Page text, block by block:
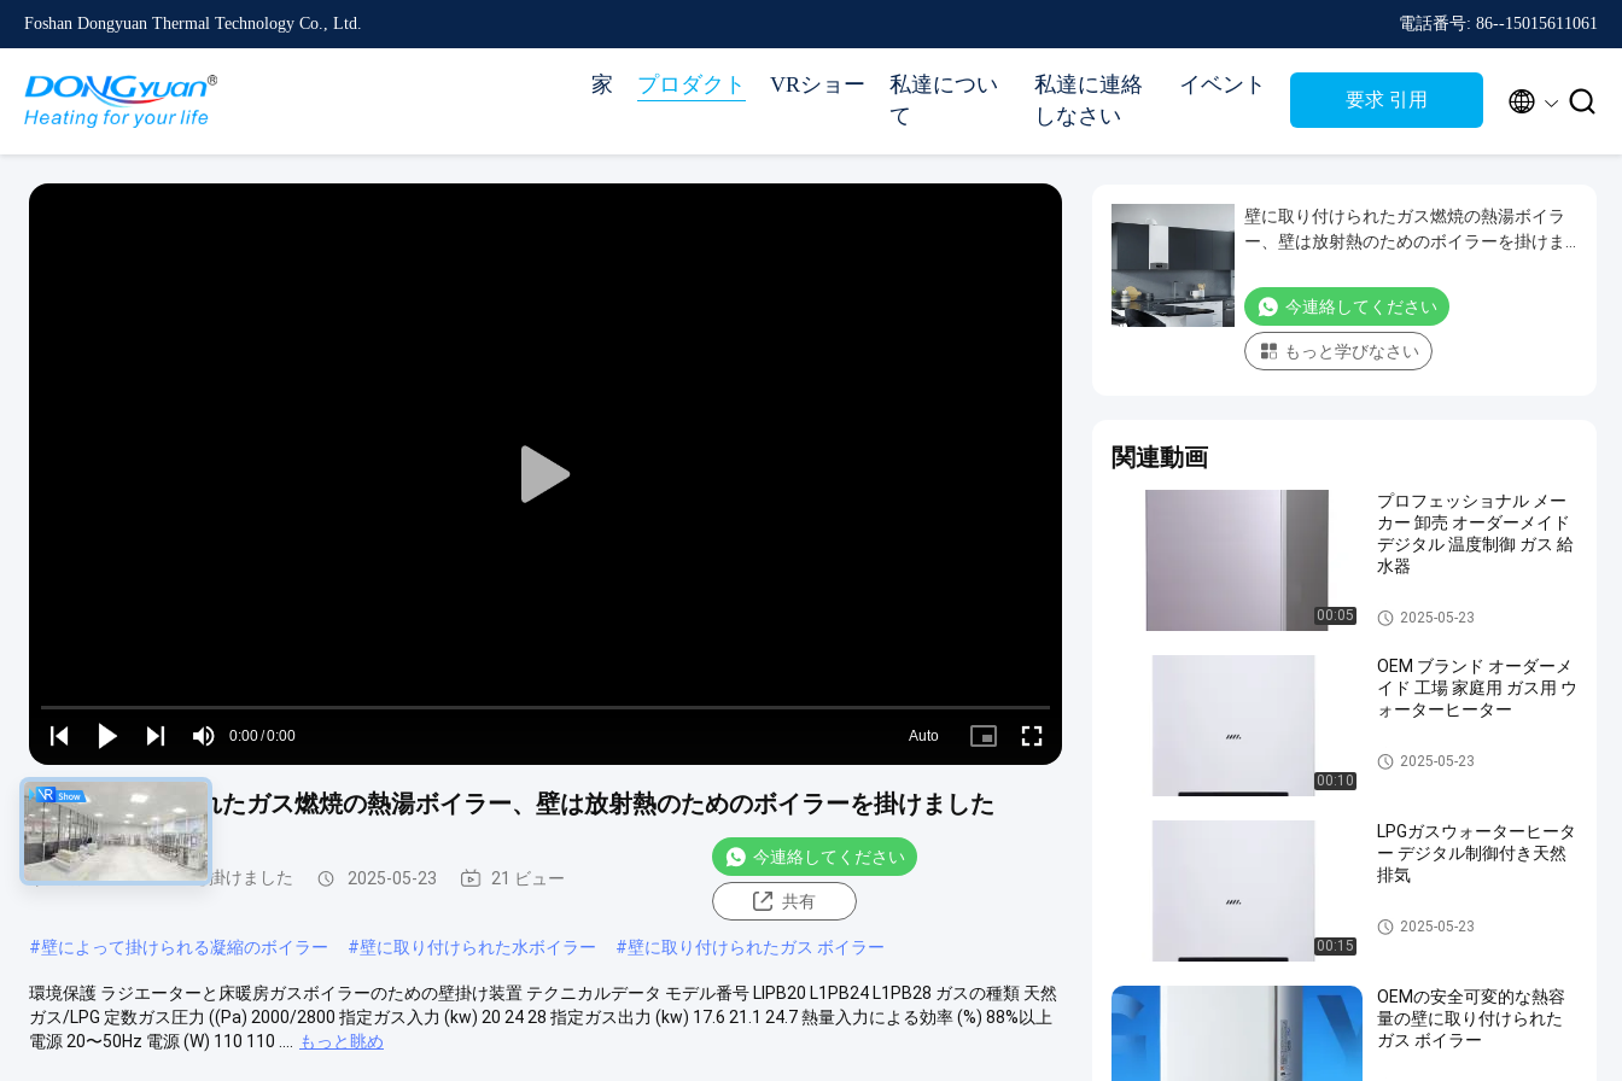
Foshan Dongyuan Thermal Technology Co., Ltd. 電話番号: 86--15015611061
家 プロダクト VRショー
私達につい
て
私達に連絡
しなさい
イベント
要求 引用  
Play
Play
Play
Play
Mute
Time
0:00/0:00
Loaded:
0%
Auto
Picture- Fullscreen
壁に取り付けられたガス燃焼の熱湯ボイラー、壁は放射熱のためのボイラーを掛けました
壁はガス ボイラーを掛けました 2025-05-23 21 ビュー
今連絡してください
共有
#壁によって掛けられる凝縮のボイラー #壁に取り付けられた水ボイラー #壁に取り付けられたガス ボイラー
環境保護 ラジエーターと床暖房ガスボイラーのための壁掛け装置 テクニカルデータ モデル番号 LIPB20 L1PB24 L1PB28 ガスの種類 天然
ガス/LPG 定数ガス圧力 ((Pa) 2000/2800 指定ガス入力 (kw) 20 24 28 指定ガス出力 (kw) 17.6 21.1 24.7 熱量入力による効率 (%) 88%以上
電源 20〜50Hz 電源 (W) 110 110 ....
もっと眺め
壁に取り付けられたガス燃焼の熱湯ボイラ
ー、壁は放射熱のためのボイラーを掛けま
今連絡してください
もっと学びなさい
関連動画
00:05
プロフェッショナル メー
カー 卸売 オーダーメイド
デジタル 温度制御 ガス 給
水器
壁はガス ボイラーを掛けまし
た
2025-05-23
00:10
OEM ブランド オーダーメ
イド 工場 家庭用 ガス用 ウ
ォーターヒーター
壁はガス ボイラーを掛けまし
た
2025-05-23
00:15
LPGガスウォーターヒータ
ー デジタル制御付き天然
排気
壁はガス ボイラーを掛けまし
た
2025-05-23
OEMの安全可変的な熱容
量の壁に取り付けられた
ガス ボイラー